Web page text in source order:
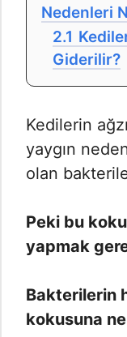
Nedenleri
2.1
Giderilir?
Kedilerin
yaygın
olan
Peki bu
yapmak
Bakterilerin
kokusuna